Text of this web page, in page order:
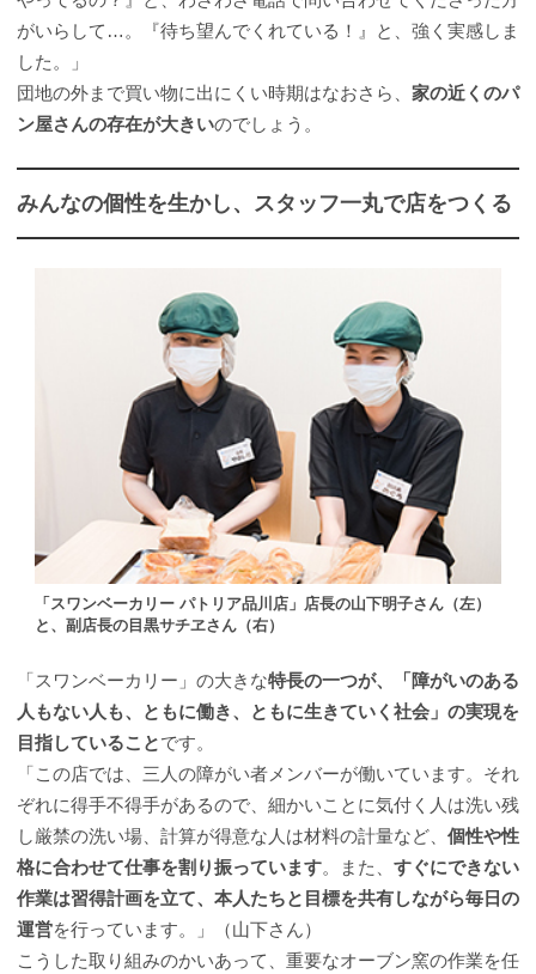
がいらして…。『待ち望んでくれている！』と、強く実感しま
した。」
団地の外まで買い物に出にくい時期はなおさら、 家の近くのパ
ン屋さんの存在が大きいのでしょう。
みんなの個性を生かし、スタッフ一丸で店をつくる
「スワンベーカリー パトリア品川店」店長の山下明子さん（左）
と、副店長の目黒サチヱさん（右）
「スワンベーカリー」の大きな特長の一つが、「障がいのある
人もない人も、ともに働き、ともに生きていく社会」の実現を
目指していることです。
「この店では、三人の障がい者メンバーが働いています。それ
ぞれに得手不得手があるので、細かいことに気付く人は洗い残
し厳禁の洗い場、計算が得意な人は材料の計量など、 個性や性
格に合わせて仕事を割り振っています。また、 すぐにできない
作業は習得計画を立て、本人たちと目標を共有しながら毎日の
運営を行っています。」（山下さん）
こうした取り組みのかいあって、重要なオーブン窯の作業を任